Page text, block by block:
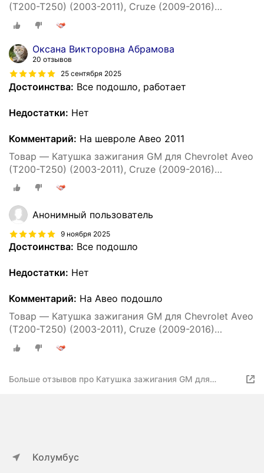
(T200-T250) (2003-2011), Cruze (2009-2016)
Шевроле Авео Круз Опель Астра / 96476979
Оксана Викторовна Абрамова
20 отзывов
25 сентября 2025
Достоинства: Все подошло, работает
Недостатки: Нет
Комментарий: На шевроле Авео 2011
Товар — Катушка зажигания GM для Chevrolet Aveo
(T200-T250) (2003-2011), Cruze (2009-2016)
Шевроле Авео Круз Опель Астра / 96476979
Анонимный пользователь
9 ноября 2025
Достоинства: Все подошло
Недостатки: Нет
Комментарий: На Авео подошло
Товар — Катушка зажигания GM для Chevrolet Aveo
(T200-T250) (2003-2011), Cruze (2009-2016)
Шевроле Авео Круз Опель Астра / 96476979
Больше отзывов про Катушка зажигания GM для
Колумбус